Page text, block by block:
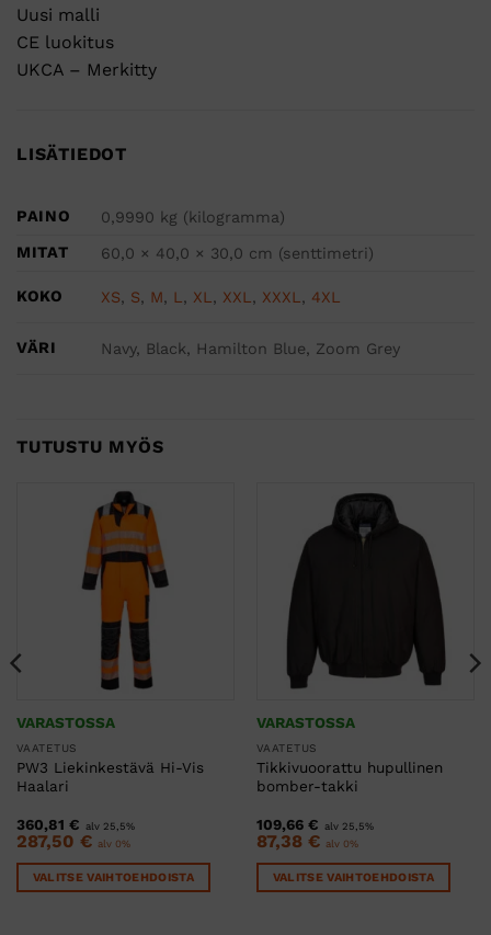
Uusi malli
CE luokitus
UKCA – Merkitty
LISÄTIEDOT
PAINO
0,9990 kg (kilogramma)
MITAT
60,0 × 40,0 × 30,0 cm (senttimetri)
KOKO XS, S, M, L, XL, XXL, XXXL, 4XL
VÄRI Navy, Black, Hamilton Blue, Zoom Grey
TUTUSTU MYÖS
VARASTOSSA
VAATETUS
PW3 Liekinkestävä Hi-Vis
Haalari
360,81 € alv 25,5%
287,50 € alv 0%
VALITSE VAIHTOEHDOISTA
VARASTOSSA
VAATETUS
Tikkivuoorattu hupullinen
bomber-takki
109,66 € alv 25,5%
87,38 € alv 0%
VALITSE VAIHTOEHDOISTA